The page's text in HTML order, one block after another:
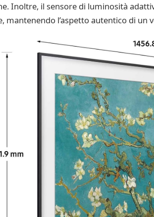
Inoltre, il sensore di luminosità
mantenendo l’aspetto autentico di un